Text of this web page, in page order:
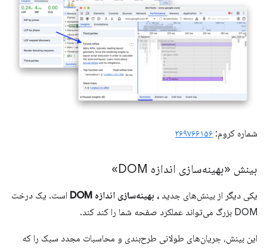
شماره کروم: ۳۶۹۷۶۶۱۵۶
بینش «بهینه‌سازی اندازه DOM»
یکی دیگر از بینش‌های جدید ، بهینه‌سازی اندازه DOM
است. یک درخت
DOM بزرگ می‌تواند عملکرد صفحه شما را کند کند.
این بینش، جریان‌های طولانی طرح‌بندی و محاسبات مجدد سبک را که